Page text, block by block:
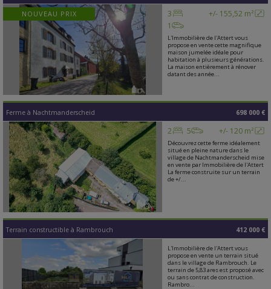
NOUVEAU PRIX +/- 155,52 m²
3
1
L'Immobilière de l'Attert vous
propose en vente cette magnifique
maison jumelée idéale pour
habitation à plusieurs générations.
La maison entièrement à rénover
datant des année...
Ferme à Nachtmanderscheid 698 000 €
+/- 120 m²
2 5
Découvrez cette ferme idéalement
situé en pleine nature dans le
village de Nachtmanderscheid mise
en vente par Immobilière de l'Attert
La ferme construite sur un terrain
de +/...
Terrain constructible à Rambrouch 412 000 €
L'Immobilière de l'Attert vous
propose en vente un terrain situé
dans le village de Rambrouch. Le
terrain de 5,83 ares est proposé avec
ou sans contrat de construction.
Rambro...